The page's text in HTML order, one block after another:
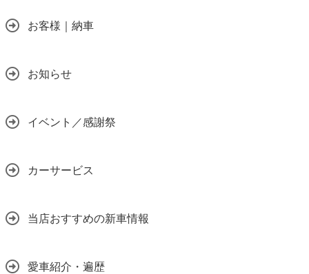
お客様｜納車
お知らせ
イベント／感謝祭
カーサービス
当店おすすめの新車情報
愛車紹介・遍歴